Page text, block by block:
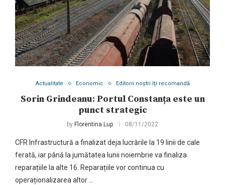
Actualitate Economic Editorii noștri îți recomandă
Sorin Grindeanu: Portul Constanța este un
punct strategic
by Florentina Lup 08/11/2022
CFR Infrastructură a finalizat deja lucrările la 19 linii de cale
ferată, iar până la jumătatea lunii noiembrie va finaliza
reparațiile la alte 16. Reparațiile vor continua cu
operaționalizarea altor …